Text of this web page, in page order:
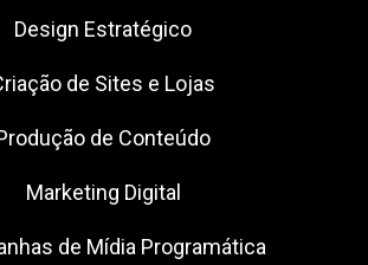
Design Estratégico
de Sites e Lojas
de Conteúdo
Marketing Digital
de Mídia Programática